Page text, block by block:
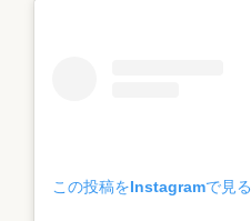
この投稿をInstagramで見る